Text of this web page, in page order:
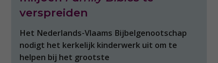
verspreiden
Het Nederlands-Vlaams Bijbelgenootschap
nodigt het kerkelijk kinderwerk uit om te
helpen bij het grootste